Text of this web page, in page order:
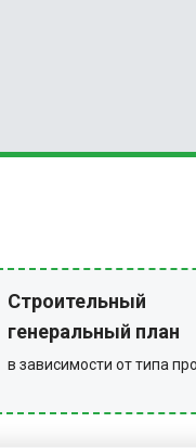
Строительный
генеральный план
в зависимости от типа